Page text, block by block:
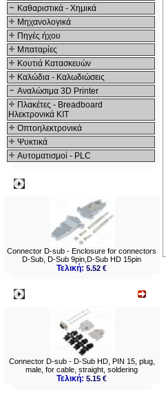
Καθαριστικά - Χημικά
Μηχανολογικά
Πηγές ήχου
Μπαταρίες
Κουτιά Κατασκευών
Καλώδια - Καλωδιώσεις
Αναλώσιμα 3D Printer
Πλακέτες - Breadboard
Ηλεκτρονικά ΚΙΤ
Οπτοηλεκτρονικά
Ψυκτικά
Αυτοματισμοί - PLC
Connector D-sub - Enclosure for connectors
D-Sub, D-Sub 9pin,D-Sub HD 15pin
Τελική:5.52 €
Connector D-sub - D-Sub HD, PIN 15, plug,
male, for cable, straight, soldering
Τελική:5.15 €